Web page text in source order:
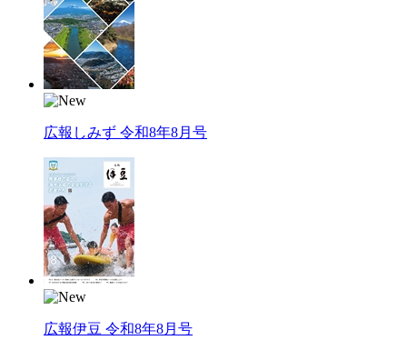
広報しみず 令和8年8月号
広報伊豆 令和8年8月号